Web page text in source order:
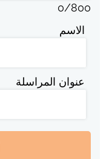
0/800
الاسم
عنوان المراسلة